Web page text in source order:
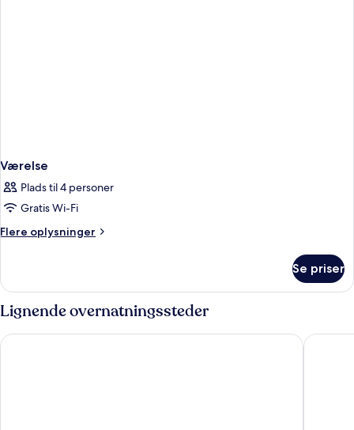
Værelse
Plads til 4 personer
Gratis Wi-Fi
Flere oplysninger
Flere
Se priser
Lignende overnatningssteder
Creta Hotel Kitro